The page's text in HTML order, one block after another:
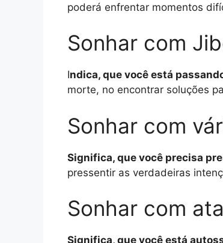
poderá enfrentar momentos
Sonhar com
Indica, que você está
morte, no encontrar soluções
Sonhar com
Significa, que você precisa
pressentir as verdadeiras
Sonhar com
Significa, que você está